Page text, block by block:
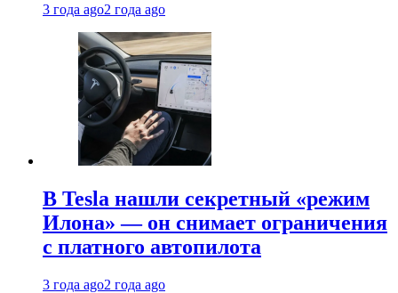
3 года ago2 года ago
В Tesla нашли секретный «режим
Илона» — он снимает ограничения
с платного автопилота
3 года ago2 года ago